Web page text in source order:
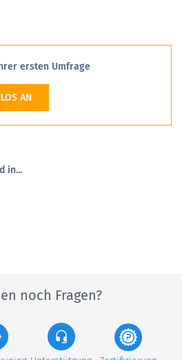
ersten Umfrage
AN
in...
noch Fragen?